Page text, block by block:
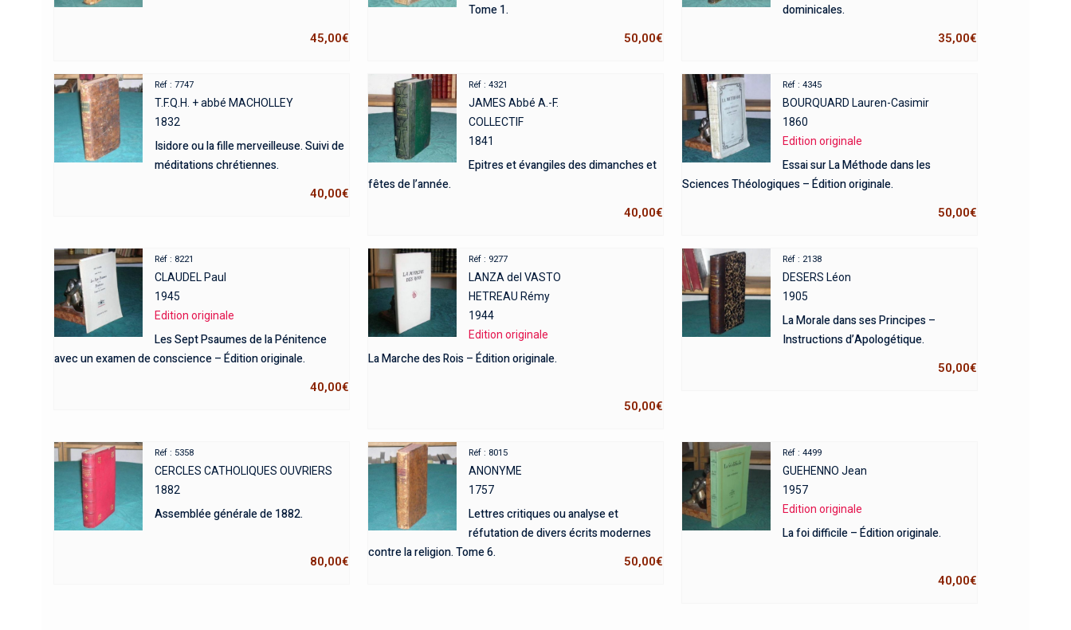
45,00€
Tome 1.
50,00€
dominicales.
35,00€
Réf : 7747
T.F.Q.H. + abbé MACHOLLEY
1832
Isidore ou la fille merveilleuse. Suivi de
méditations chrétiennes.
40,00€
Réf : 4321
JAMES Abbé A.-F.
COLLECTIF
1841
Epitres et évangiles des dimanches et
fêtes de l’année.
40,00€
Réf : 4345
BOURQUARD Lauren-Casimir
1860
Edition originale
Essai sur La Méthode dans les
Sciences Théologiques – Édition originale.
50,00€
Réf : 8221
CLAUDEL Paul
1945
Edition originale
Les Sept Psaumes de la Pénitence
avec un examen de conscience – Édition originale.
40,00€
Réf : 9277
LANZA del VASTO
HETREAU Rémy
1944
Edition originale
La Marche des Rois – Édition originale.
50,00€
Réf : 2138
DESERS Léon
1905
La Morale dans ses Principes –
Instructions d’Apologétique.
50,00€
Réf : 5358
CERCLES CATHOLIQUES OUVRIERS
1882
Assemblée générale de 1882.
80,00€
Réf : 8015
ANONYME
1757
Lettres critiques ou analyse et
réfutation de divers écrits modernes
contre la religion. Tome 6.
50,00€
Réf : 4499
GUEHENNO Jean
1957
Edition originale
La foi difficile – Édition originale.
40,00€